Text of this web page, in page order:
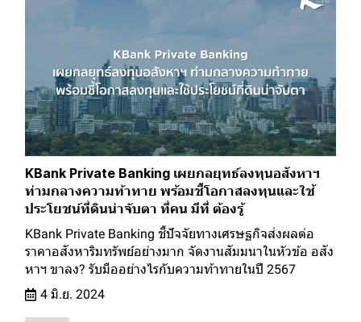
KBank Private Banking เผยกลยุทธ์ลงทุนอสังหาฯ
ท่ามกลางความท้าทาย พร้อมชี้โอกาสลงทุนและใช้
ประโยชน์ที่ดินน่าจับตา ที่คน มีที่ ต้องรู้
KBank Private Banking ชี้ปัจจัยทางเศรษฐกิจส่งผลต่อ
ราคาอสังหาริมทรัพย์อย่างมาก จัดงานสัมมนาในหัวข้อ อสัง
หาฯ ขาลง? รับมืออย่างไรกับความท้าทายในปี 2567
4 มิ.ย. 2024